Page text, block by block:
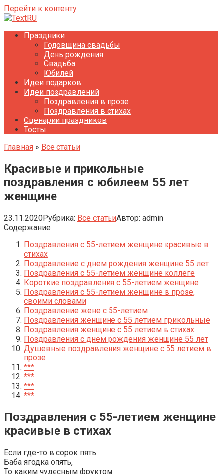
Перейти к контенту
Праздники
Годовщина свадьбы
День рождения
Свадьба
Юбилей
Идеи подарков
Идеи поздравлений
Поздравления в прозе
Поздравления в стихах
Сценарии праздников
Тосты
Главная » Все статьи
Красивые и прикольные
поздравления с юбилеем 55 лет
женщине
23.11.2020Рубрика: Все статьиАвтор: admin
Содержание
Поздравления с 55-летием женщине красивые в
стихах
Поздравление с днем рождения женщине 55 лет
Поздравления с 55-летием женщине коллеге
Короткие поздравления с 55-летием женщине
Поздравления с 55-летием женщине в прозе,
своими словами
Поздравление жене с 55-летием
Поздравления женщине с 55 летием прикольные
Поздравления женщине с 55 летием в стихах
Поздравления с днем рождения женщине 55 лет
Душевные поздравления женщине с 55 летием в
прозе
***
***
***
***
Поздравления с 55-летием женщине
красивые в стихах
Если где-то в сорок пять
Баба ягодка опять,
То каким чудесным фруктом